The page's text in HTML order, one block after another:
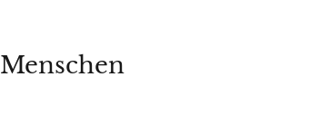
Menschen